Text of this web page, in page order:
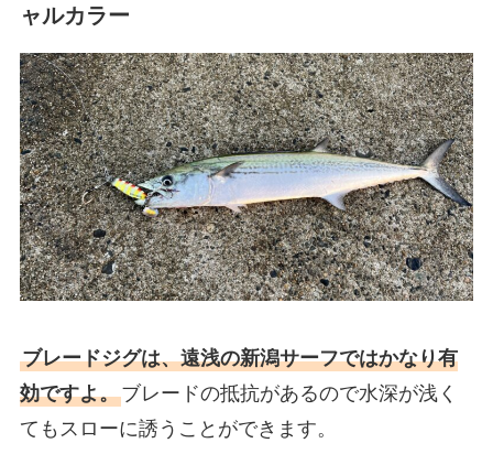
ャルカラー
ブレードジグは、遠浅の新潟サーフではかなり有
効ですよ。ブレードの抵抗があるので水深が浅く
てもスローに誘うことができます。